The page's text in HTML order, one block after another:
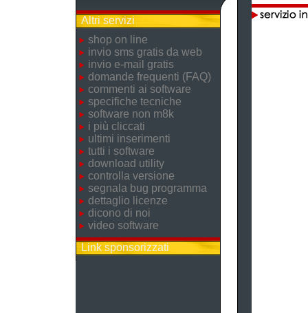
Altri servizi
shop on line
invio sms gratis da web
invio e-mail gratis
domande frequenti (FAQ)
commenti ai software
specifiche tecniche
software non m8k
i più cliccati
ultimi inserimenti
tutti i software
download utility
controlla versione
segnala bug programma
dettaglio licenze
dicono di noi
video software
Link sponsorizzati